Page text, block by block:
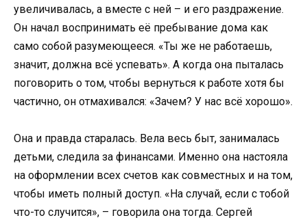
увеличивалась, а вместе с ней – и его раздражение.
Он начал воспринимать её пребывание дома как
само собой разумеющееся. «Ты же не работаешь,
значит, должна всё успевать». А когда она пыталась
поговорить о том, чтобы вернуться к работе хотя бы
частично, он отмахивался: «Зачем? У нас всё хорошо».
Она и правда старалась. Вела весь быт, занималась
детьми, следила за финансами. Именно она настояла
на оформлении всех счетов как совместных и на том,
чтобы иметь полный доступ. «На случай, если с тобой
что-то случится», – говорила она тогда. Сергей